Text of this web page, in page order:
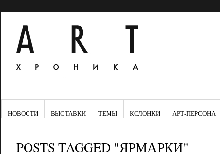
НОВОСТИ ВЫСТАВКИ ТЕМЫ КОЛОНКИ АРТ-ПЕРСОНА
POSTS TAGGED "ЯРМАРКИ"